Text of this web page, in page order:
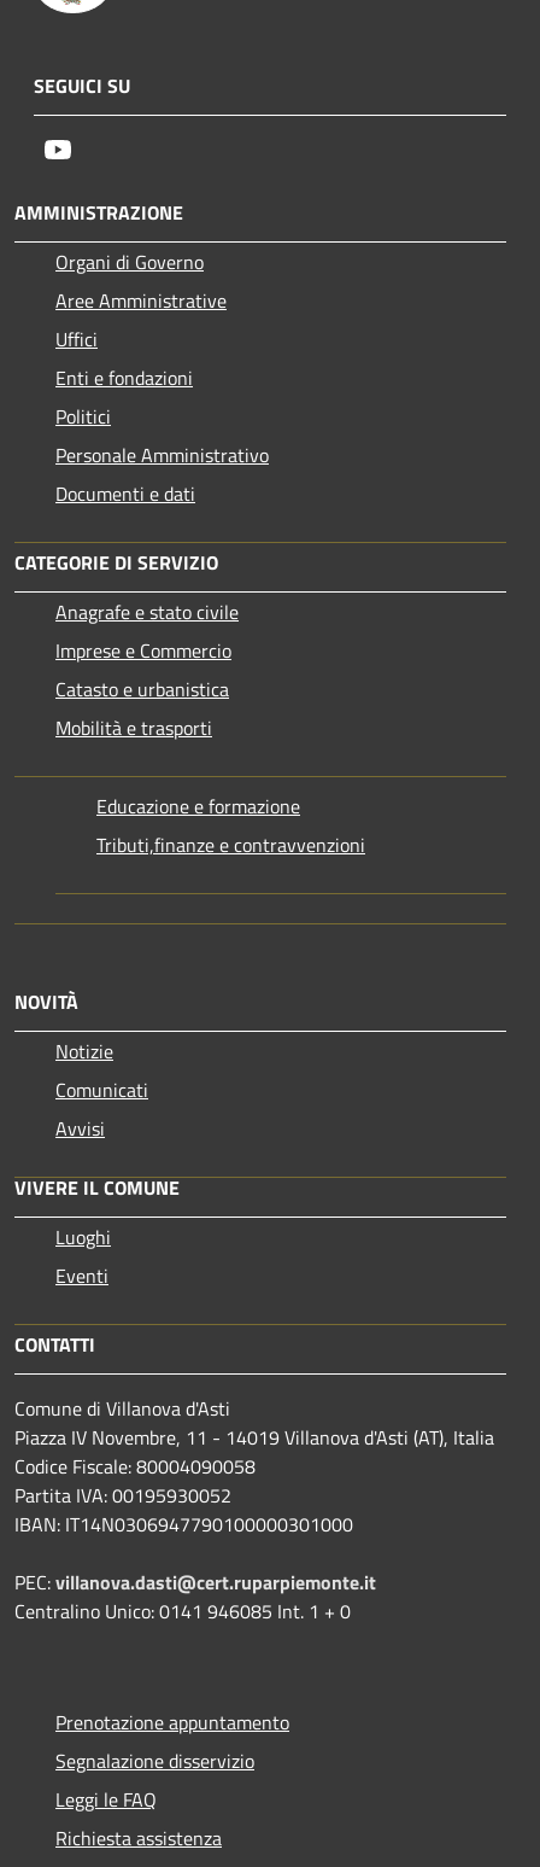
SEGUICI SU
AMMINISTRAZIONE
Organi di Governo
Aree Amministrative
Uffici
Enti e fondazioni
Politici
Personale Amministrativo
Documenti e dati
CATEGORIE DI SERVIZIO
Anagrafe e stato civile
Imprese e Commercio
Catasto e urbanistica
Mobilità e trasporti
Educazione e formazione
Tributi,finanze e contravvenzioni
NOVITÀ
Notizie
Comunicati
Avvisi
VIVERE IL COMUNE
Luoghi
Eventi
CONTATTI
Comune di Villanova d'Asti
Piazza IV Novembre, 11 - 14019 Villanova d'Asti (AT), Italia
Codice Fiscale: 80004090058
Partita IVA: 00195930052
IBAN: IT14N0306947790100000301000
PEC:villanova.dasti@cert.ruparpiemonte.it
Centralino Unico: 0141 946085 Int. 1 + 0
Prenotazione appuntamento
Segnalazione disservizio
Leggi le FAQ
Richiesta assistenza